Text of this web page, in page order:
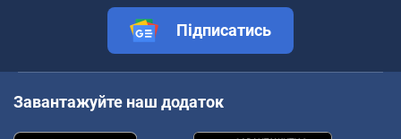
Підписатись
Завантажуйте наш додаток